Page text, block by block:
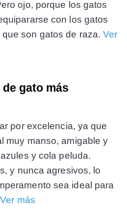
ojo, porque los gatos
con los gatos
son gatos de raza.Ver
gato más
por excelencia, ya que
muy manso, amigable y
y cola peluda.
y nunca agresivos, lo
sea ideal para
Ver más